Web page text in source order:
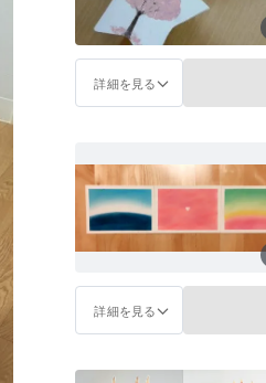
詳細を見る
詳細を見る